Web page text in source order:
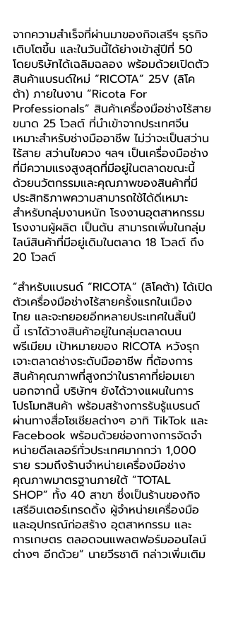
จากความสำเร็จที่ผ่านมาของกิจเสรีฯ ธุรกิจ
เติบโตขึ้น และในวันนี้ได้ย่างเข้าสู่ปีที่ 50
โดยบริษัทได้เฉลิมฉลอง พร้อมด้วยเปิดตัว
สินค้าแบรนด์ใหม่ “RICOTA” 25V (ลิโค
ต้า) ภายในงาน “Ricota For
Professionals” สินค้าเครื่องมือช่างไร้สาย
ขนาด 25 โวลต์ ที่นำเข้าจากประเทศจีน
เหมาะสำหรับช่างมืออาชีพ ไม่ว่าจะเป็นสว่าน
ไร้สาย สว่านไขควง ฯลฯ เป็นเครื่องมือช่าง
ที่มีความแรงสูงสุดที่มีอยู่ในตลาดขณะนี้
ด้วยนวัตกรรมและคุณภาพของสินค้าที่มี
ประสิทธิภาพความสามารถใช้ได้ดีเหมาะ
สำหรับกลุ่มงานหนัก โรงงานอุตสาหกรรม
โรงงานผู้ผลิต เป็นต้น สามารถเพิ่มในกลุ่ม
ไลน์สินค้าที่มีอยู่เดิมในตลาด 18 โวลต์ ถึง
20 โวลต์
“สำหรับแบรนด์ “RICOTA” (ลิโคต้า) ได้เปิด
ตัวเครื่องมือช่างไร้สายครั้งแรกในเมือง
ไทย และจะทยอยอีกหลายประเทศในสิ้นปี
นี้ เราได้วางสินค้าอยู่ในกลุ่มตลาดบน
พรีเมียม เป้าหมายของ RICOTA หวังรุก
เจาะตลาดช่างระดับมืออาชีพ ที่ต้องการ
สินค้าคุณภาพที่สูงกว่าในราคาที่ย่อมเยา
นอกจากนี้ บริษัทฯ ยังได้วางแผนในการ
โปรโมทสินค้า พร้อมสร้างการรับรู้แบรนด์
ผ่านทางสื่อโซเชียลต่างๆ อาทิ TikTok และ
Facebook พร้อมด้วยช่องทางการจัดจำ
หน่ายดีลเลอร์ทั่วประเทศมากกว่า 1,000
ราย รวมถึงร้านจำหน่ายเครื่องมือช่าง
คุณภาพมาตรฐานภายใต้ “TOTAL
SHOP” ทั้ง 40 สาขา ซึ่งเป็นร้านของกิจ
เสรีอินเตอร์เทรดดิ้ง ผู้จำหน่ายเครื่องมือ
และอุปกรณ์ก่อสร้าง อุตสาหกรรม และ
การเกษตร ตลอดจนแพลตฟอร์มออนไลน์
ต่างๆ อีกด้วย” นายวีรชาติ กล่าวเพิ่มเติม